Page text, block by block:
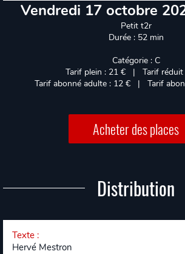
Vendredi 17 octobre
Petit t2r
Durée : 52 min
Catégorie : C
Tarif plein : 21 € | Tarif réduit
Tarif abonné adulte : 12 € | Tarif
Acheter des places
Distribution
Texte :
Hervé Mestron